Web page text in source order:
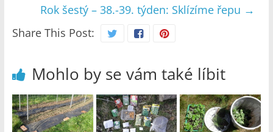
Rok šestý – 38.-39. týden: Sklízíme řepu →
Share This Post:
Mohlo by se vám také líbit